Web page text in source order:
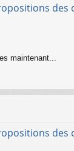
des
maintenant...
des